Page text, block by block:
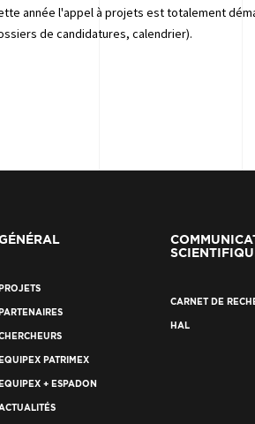
année l'appel à projets est totalement
de candidatures, calendrier).
PROJETS
PARTENAIRES
EQUIPEX PATRIMEX
EQUIPEX + ESPADON
CARNET DE
HAL